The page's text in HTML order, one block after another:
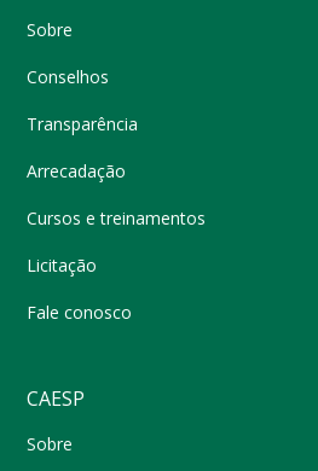
Sobre
Conselhos
Transparência
Arrecadação
Cursos e treinamentos
Licitação
Fale conosco
CAESP
Sobre